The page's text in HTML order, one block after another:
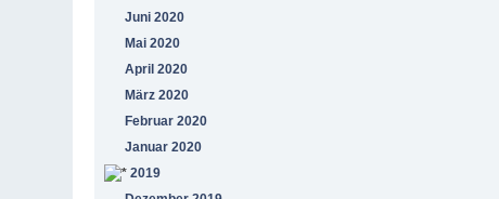
Juni 2020
Mai 2020
April 2020
März 2020
Februar 2020
Januar 2020
2019